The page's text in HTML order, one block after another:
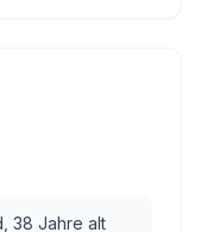
38 Jahre alt